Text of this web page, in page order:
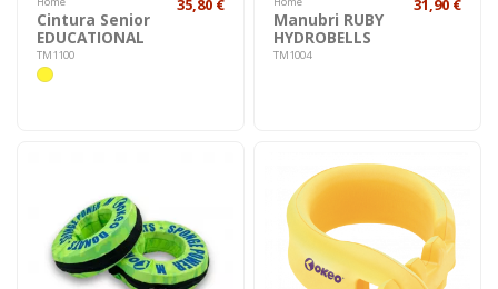
Cintura Senior
EDUCATIONAL
TM1100
35,80 €
Manubri RUBY
HYDROBELLS
TM1004
31,90 €